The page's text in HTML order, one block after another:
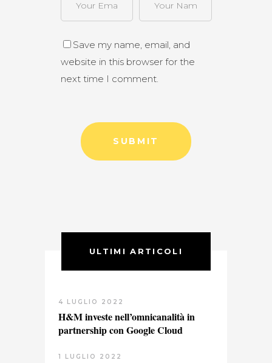
Save my name, email, and
website in this browser for the
next time I comment.
ULTIMI ARTICOLI
4 LUGLIO 2022
H&M investe nell’omnicanalità in
partnership con Google Cloud
1 LUGLIO 2022